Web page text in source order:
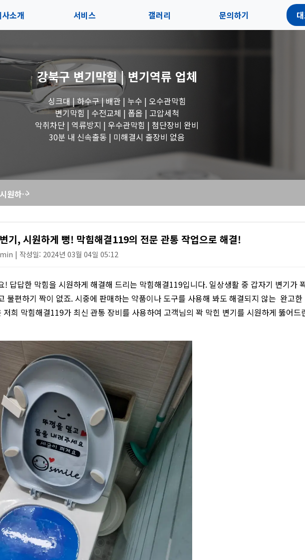
소개
오시는길
서비스
블로그
갤러리
수도꼭지 작업
세면대 작업
변기 작업
하수구 작업
문의하기
강북구 변기막힘 | 변기역류 업체
싱크대 | 하수구 | 배관 | 누수 | 오수관막힘
변기막힘 | 수전교체 | 폽옵 | 고압세척
악취차단 | 역류방지 | 우수관막힘 | 첨단장비 완비
30분 내 신속출동 | 미해결시 출장비 없음
꽉 막힌 변기, 시원하게 뻥! 막힘해결119의 전문 관통 작업으로 해결!
기, 시원하게 뻥! 막힘해결119의 전문 관통 작업으로 해결!
| 작성일: 2024년 03월 04일 05:12
! 답답한 막힘을 시원하게 해결해 드리는 막힘해결119입니다. 일상생활 중 갑자기 변기가
불편하기 짝이 없죠. 시중에 판매하는 약품이나 도구를 사용해 봐도 해결되지 않는 완고
저희 막힘해결119가 최신 관통 장비를 사용하여 고객님의 꽉 막힌 변기를 시원하게 뚫어